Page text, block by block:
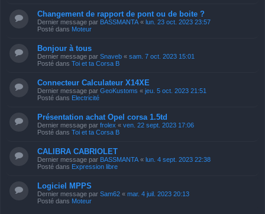
Changement de rapport de pont ou de boite ?
Dernier message par BASSMANTA « lun. 23 oct. 2023 23:57
Posté dans Moteur
Bonjour à tous
Dernier message par Snaveb « sam. 7 oct. 2023 15:01
Posté dans Toi et ta Corsa B
Connecteur Calculateur X14XE
Dernier message par GeoKustoms « jeu. 5 oct. 2023 21:51
Posté dans Electricité
Présentation achat Opel corsa 1.5td
Dernier message par frolex « ven. 22 sept. 2023 17:06
Posté dans Toi et ta Corsa B
CALIBRA CABRIOLET
Dernier message par BASSMANTA « lun. 4 sept. 2023 22:38
Posté dans Expression libre
Logiciel MPPS
Dernier message par Sam62 « mar. 4 juil. 2023 20:13
Posté dans Moteur